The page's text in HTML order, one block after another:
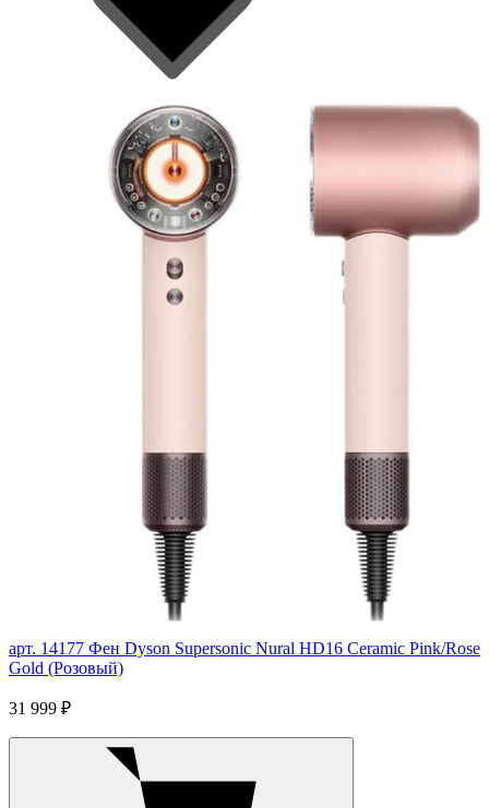
арт. 14177 Фен Dyson Supersonic Nural HD16 Ceramic Pink/Rose
Gold (Розовый)
31 999 ₽